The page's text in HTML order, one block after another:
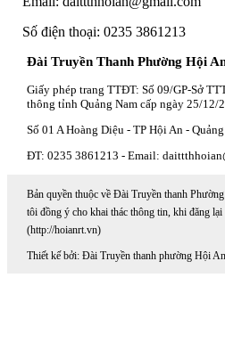
Số điện thoại: 0235 3861213
Đài Truyền Thanh Phường Hội
Giấy phép trang TTĐT: Số 09/GP-Sở
thông tỉnh Quảng Nam cấp ngày 25/12/
Số 01 A Hoàng Diệu - TP Hội An -
ĐT: 0235 3861213 - Email:
Bản quyền thuộc về Đài Truyền thanh
tôi đồng ý cho khai thác thông tin, khi đăng
(http://hoianrt.vn)
Thiết kế bởi: Đài Truyền thanh phường Hội